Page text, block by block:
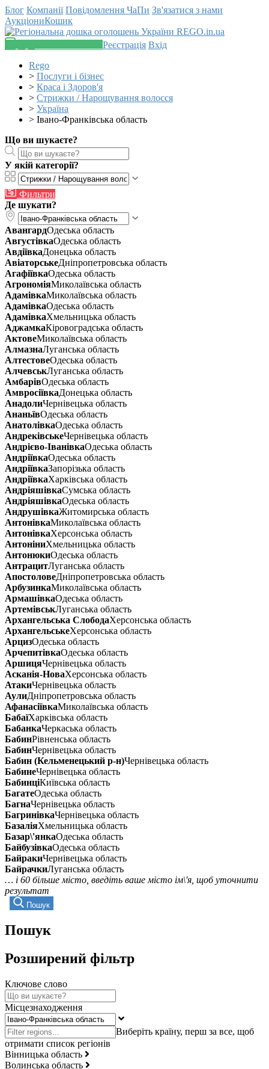
Блог Компанії Повідомлення ЧаПи Зв'язатися з нами
АукціониКошик
Реєстрація Вхід
Rego
> Послуги і бізнес
> Краса і Здоров'я
> Стрижки / Нарощування волосся
> Україна
> Івано-Франківська область
Що ви шукаєте?
У якій категорії?
Фильтри
Де шукати?
АвангардОдеська область
АвгустівкаОдеська область
АвдіївкаДонецька область
АвіаторськеДніпропетровська область
АгафіївкаОдеська область
АгрономіяМиколаївська область
АдамівкаМиколаївська область
АдамівкаОдеська область
АдамівкаХмельницька область
АджамкаКіровоградська область
АктовеМиколаївська область
АлмазнаЛуганська область
АлтестовеОдеська область
АлчевськЛуганська область
АмбарівОдеська область
АмвросіївкаДонецька область
АнадолиЧернівецька область
АнаньївОдеська область
АнатолівкаОдеська область
АндреківськеЧернівецька область
Андрієво-ІванівкаОдеська область
АндріївкаОдеська область
АндріївкаЗапорізька область
АндріївкаХарківська область
АндріяшівкаСумська область
АндріяшівкаОдеська область
АндрушівкаЖитомирська область
АнтонівкаМиколаївська область
АнтонівкаХерсонська область
АнтоніниХмельницька область
АнтонюкиОдеська область
АнтрацитЛуганська область
АпостоловеДніпропетровська область
АрбузинкаМиколаївська область
АрмашівкаОдеська область
АртемівськЛуганська область
Архангельська СлободаХерсонська область
АрхангельськеХерсонська область
АрцизОдеська область
АрчепитівкаОдеська область
АршицяЧернівецька область
Асканія-НоваХерсонська область
АтакиЧернівецька область
АулиДніпропетровська область
АфанасіївкаМиколаївська область
БабаїХарківська область
БабанкаЧеркаська область
БабинРівненська область
БабинЧернівецька область
Бабин (Кельменецький р-н)Чернівецька область
БабинеЧернівецька область
БабинціКиївська область
БагатеОдеська область
БагнаЧернівецька область
БагринівкаЧернівецька область
БазаліяХмельницька область
Базар\'янкаОдеська область
БайбузівкаОдеська область
БайракиЧернівецька область
БайрачкиЛуганська область
… і 60 більше місто, введіть ваше місто ім\'я, щоб уточнити
результат
Пошук
Пошук
Розширений фільтр
Ключове слово
Місцезнаходження
Вінницька область
Волинська область